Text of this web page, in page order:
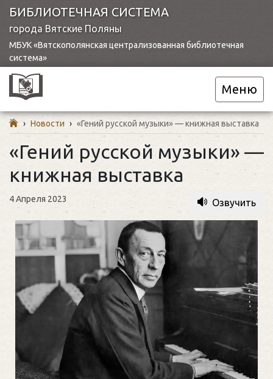
БИБЛИОТЕЧНАЯ СИСТЕМА
города Вятские Поляны
МБУК «Вятскополянская централизованная библиотечная
система»
Меню
› Новости › «Гений русской музыки» — книжная выставка
«Гений русской музыки» —
книжная выставка
4 Апреля 2023 Озвучить